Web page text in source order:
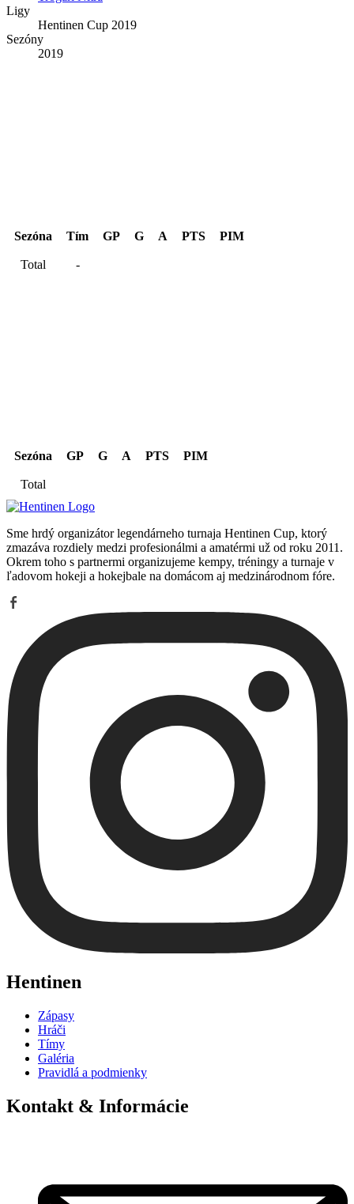
Ligy
Hentinen Cup 2019
Sezóny
2019
Sezóna Tím GP G A PTS PIM
Total -
Sezóna GP G A PTS PIM
Total
Sme hrdý organizátor legendárneho turnaja Hentinen Cup, ktorý
zmazáva rozdiely medzi profesionálmi a amatérmi už od roku 2011.
Okrem toho s partnermi organizujeme kempy, tréningy a turnaje v
ľadovom hokeji a hokejbale na domácom aj medzinárodnom fóre.
Hentinen
Zápasy
Hráči
Tímy
Galéria
Pravidlá a podmienky
Kontakt & Informácie